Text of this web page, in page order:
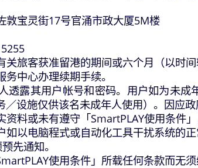
敦宝灵街17号官涌市政大厦5M楼
关旅客获准留港的期间或六个月（以
中心办理续期手续。
透露其用户帐号和密码。用户如为未
／设施仅供该名未成年人使用）。因应
料或未有遵守「SmartPLAY使用条件
如以电脑程式或自动化工具干扰系统
先通知。
使用条件」所载任何条款而无须